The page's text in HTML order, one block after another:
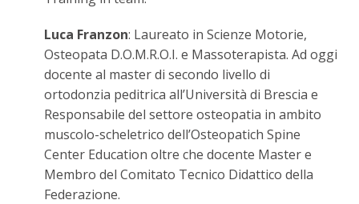
Luca Franzon: Laureato in Scienze Motorie,
Osteopata D.O.M.R.O.I. e Massoterapista. Ad oggi
docente al master di secondo livello di
ortodonzia peditrica all’Università di Brescia e
Responsabile del settore osteopatia in ambito
muscolo-scheletrico dell’Osteopatich Spine
Center Education oltre che docente Master e
Membro del Comitato Tecnico Didattico della
Federazione.